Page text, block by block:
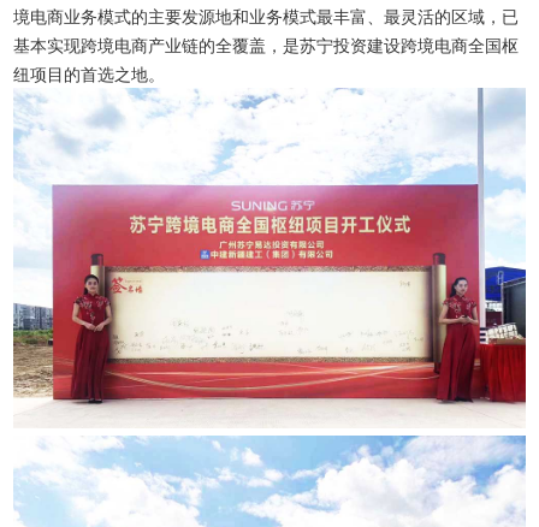
境电商业务模式的主要发源地和业务模式最丰富、最灵活的区域，已
基本实现跨境电商产业链的全覆盖，是苏宁投资建设跨境电商全国枢
纽项目的首选之地。